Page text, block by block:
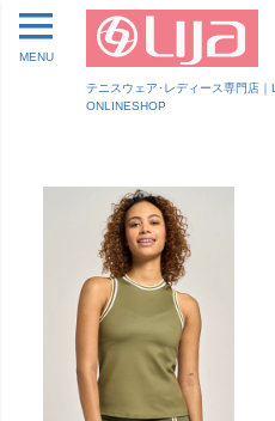
テニスウェア･レディース専門店｜
ONLINESHOP
MENU